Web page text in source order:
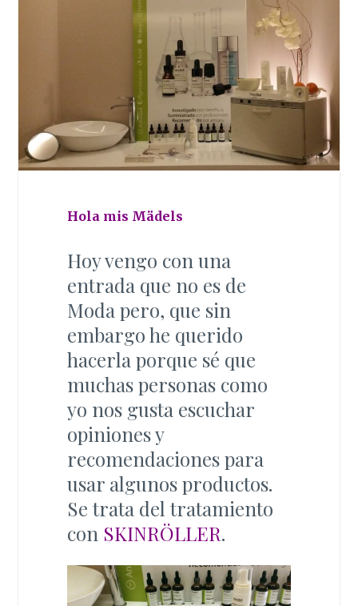
Hola mis Mädels
Hoy vengo con una
entrada que no es de
Moda pero, que sin
embargo he querido
hacerla porque sé que
muchas personas como
yo nos gusta escuchar
opiniones y
recomendaciones para
usar algunos productos.
Se trata del tratamiento
con SKINRÖLLER.